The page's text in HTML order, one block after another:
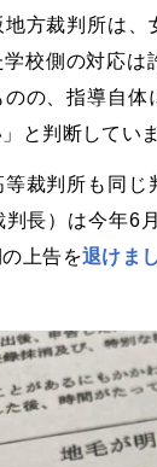
方裁判所は
校側の対応は
のの、指導自
と判断していま
等裁判所も同
判長）は今年6 月
上告を退けま